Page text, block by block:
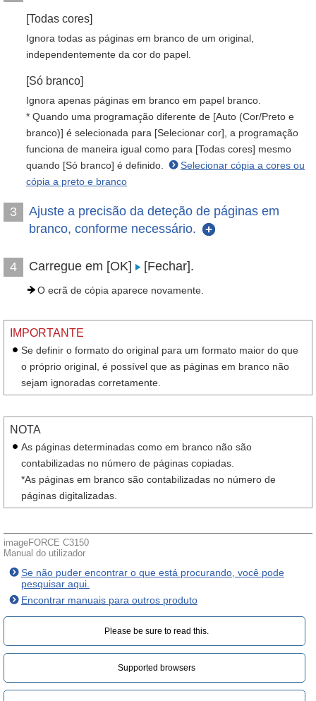
[Todas cores]
Ignora todas as páginas em branco de um original,
independentemente da cor do papel.
[Só branco]
Ignora apenas páginas em branco em papel branco.
* Quando uma programação diferente de [Auto (Cor/Preto e
branco)] é selecionada para [Selecionar cor], a programação
funciona de maneira igual como para [Todas cores] mesmo
quando [Só branco] é definido.
Selecionar cópia a cores ou
cópia a preto e branco
3
Ajuste a precisão da deteção de páginas em
branco, conforme necessário.
4 Carregue em [OK] [Fechar].
O ecrã de cópia aparece novamente.
IMPORTANTE
Se definir o formato do original para um formato maior do que
o próprio original, é possível que as páginas em branco não
sejam ignoradas corretamente.
NOTA
As páginas determinadas como em branco não são
contabilizadas no número de páginas copiadas.
*As páginas em branco são contabilizadas no número de
páginas digitalizadas.
imageFORCE C3150
Manual do utilizador
Se não puder encontrar o que está procurando, você pode
pesquisar aqui.
Encontrar manuais para outros produto
Please be sure to read this.‎
Supported browsers